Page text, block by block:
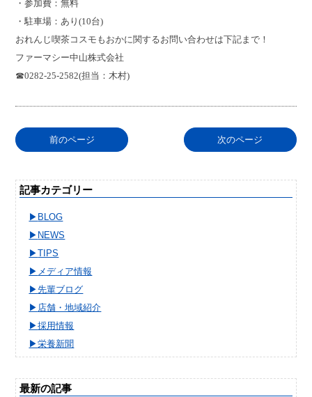
・参加費：無料
・駐車場：あり(10台)
おれんじ喫茶コスモもおかに関するお問い合わせは下記まで！
ファーマシー中山株式会社
☎0282-25-2582(担当：木村)
前のページ 次のページ
記事カテゴリー
BLOG
NEWS
TIPS
メディア情報
先輩ブログ
店舗・地域紹介
採用情報
栄養新聞
最新の記事